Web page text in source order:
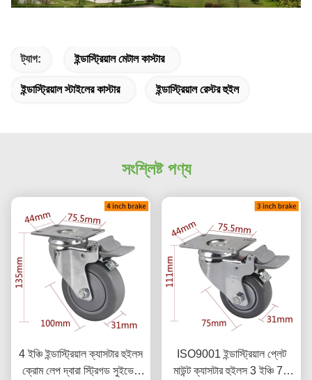
ট্যাগ: ইন্ডাস্ট্রিয়াল মেটাল কাস্টার
ইন্ডাস্ট্রিয়াল স্টাইলের কাস্টার ইন্ডাস্ট্রিয়াল রেস্টর হুইল
সংশ্লিষ্ট পণ্য
4 ইঞ্চি ইন্ডাস্ট্রিয়াল ক্যাসটার হুইলস
ক্রোম লেপ দ্বারা স্ট্রিগড সুইভেল
ISO9001 ইন্ডাস্ট্রিয়াল প্লেট
মাউন্ট ক্যাসটার হুইলস 3 ইঞ্চি 75